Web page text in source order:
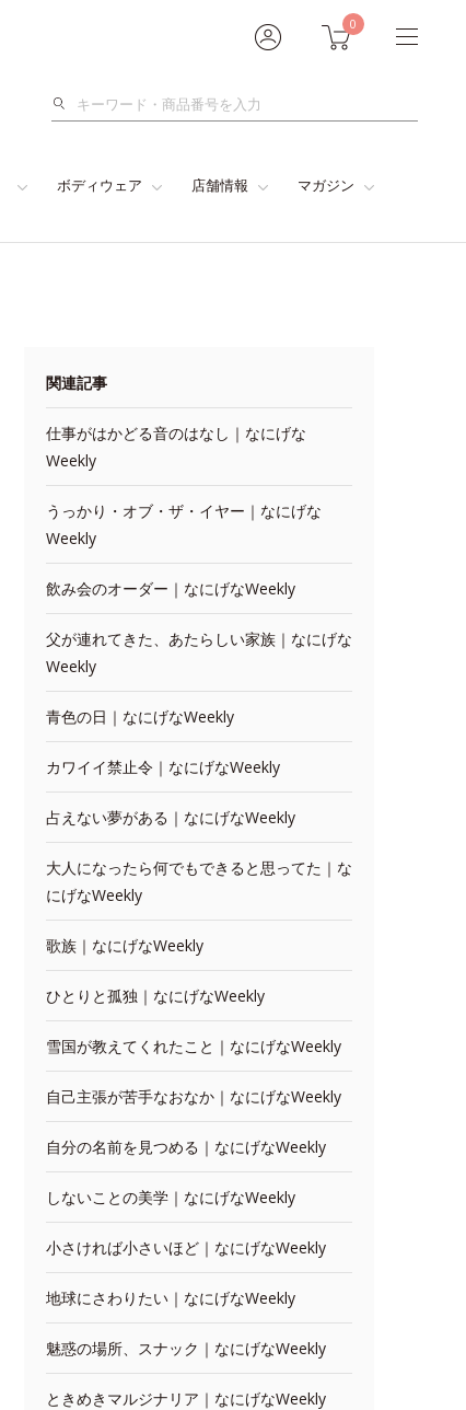
0
検
ボディウェア 店舗情報 マガジン
関連記事
仕事がはかどる音のはなし｜なにげな
Weekly
うっかり・オブ・ザ・イヤー｜なにげな
Weekly
飲み会のオーダー｜なにげなWeekly
父が連れてきた、あたらしい家族｜なにげな
Weekly
青色の日｜なにげなWeekly
カワイイ禁止令｜なにげなWeekly
占えない夢がある｜なにげなWeekly
大人になったら何でもできると思ってた｜な
にげなWeekly
歌族｜なにげなWeekly
ひとりと孤独｜なにげなWeekly
雪国が教えてくれたこと｜なにげなWeekly
自己主張が苦手なおなか｜なにげなWeekly
自分の名前を見つめる｜なにげなWeekly
しないことの美学｜なにげなWeekly
小さければ小さいほど｜なにげなWeekly
地球にさわりたい｜なにげなWeekly
魅惑の場所、スナック｜なにげなWeekly
ときめきマルジナリア｜なにげなWeekly